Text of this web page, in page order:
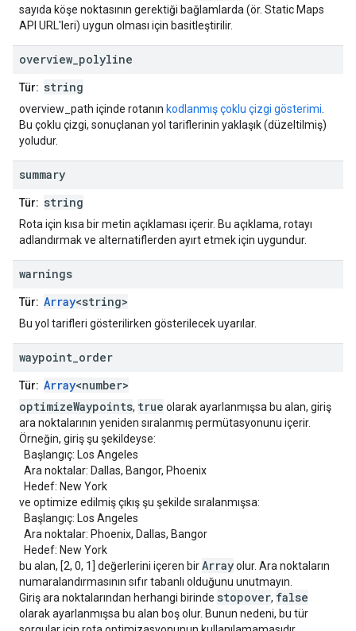
sayıda köşe noktasının gerektiği bağlamlarda (ör. Static Maps
API URL'leri) uygun olması için basitleştirilir.
overview polyline
Tür: string
overview_path içinde rotanın kodlanmış çoklu çizgi gösterimi.
Bu çoklu çizgi, sonuçlanan yol tariflerinin yaklaşık (düzeltilmiş)
yoludur.
summary
Tür: string
Rota için kısa bir metin açıklaması içerir. Bu açıklama, rotayı
adlandırmak ve alternatiflerden ayırt etmek için uygundur.
warnings
Tür: Array<string>
Bu yol tarifleri gösterilirken gösterilecek uyarılar.
waypoint order
Tür: Array<number>
optimizeWaypoints, true olarak ayarlanmışsa bu alan, giriş
ara noktalarının yeniden sıralanmış permütasyonunu içerir.
Örneğin, giriş şu şekildeyse:
Başlangıç: Los Angeles
Ara noktalar: Dallas, Bangor, Phoenix
Hedef: New York
ve optimize edilmiş çıkış şu şekilde sıralanmışsa:
Başlangıç: Los Angeles
Ara noktalar: Phoenix, Dallas, Bangor
Hedef: New York
bu alan, [2, 0, 1] değerlerini içeren birArrayolur. Ara noktaların
numaralandırmasının sıfır tabanlı olduğunu unutmayın.
Giriş ara noktalarından herhangi birinde stopover, false
olarak ayarlanmışsa bu alan boş olur. Bunun nedeni, bu tür